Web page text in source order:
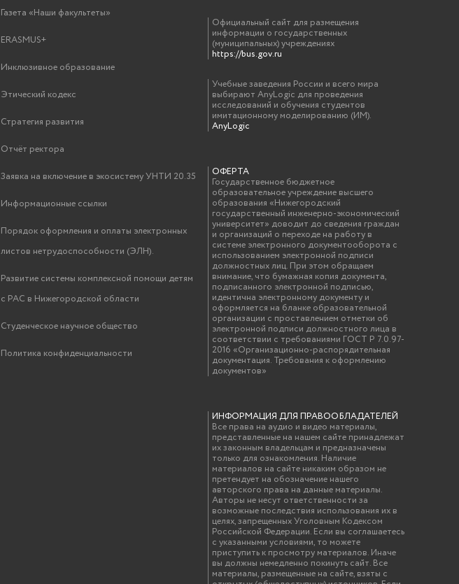
Газета «Наши факультеты»
ERASMUS+
Инклюзивное образование
Этический кодекс
Стратегия развития
Отчёт ректора
Заявка на включение в экосистему УНТИ 20.35
Информационные ссылки
Порядок оформления и оплаты электронных
листов нетрудоспособности (ЭЛН).
Развитие системы комплексной помощи детям
с РАС в Нижегородской области
Студенческое научное общество
Политика конфиденциальности
Официальный сайт для размещения
информации о государственных
(муниципальных) учреждениях
https://bus.gov.ru
Учебные заведения России и всего мира
выбирают AnyLogic для проведения
исследований и обучения студентов
имитационному моделированию (ИМ).
AnyLogic
ОФЕРТА
Государственное бюджетное
образовательное учреждение высшего
образования «Нижегородский
государственный инженерно-экономический
университет» доводит до сведения граждан
и организаций о переходе на работу в
системе электронного документооборота с
использованием электронной подписи
должностных лиц. При этом обращаем
внимание, что бумажная копия документа,
подписанного электронной подписью,
идентична электронному документу и
оформляется на бланке образовательной
организации с проставлением отметки об
электронной подписи должностного лица в
соответствии с требованиями ГОСТ Р 7.0.97-
2016 «Организационно-распорядительная
документация. Требования к оформлению
документов»
ИНФОРМАЦИЯ ДЛЯ ПРАВООБЛАДАТЕЛЕЙ
Все права на аудио и видео материалы,
представленные на нашем сайте принадлежат
их законным владельцам и предназначены
только для ознакомления. Наличие
материалов на сайте никаким образом не
претендует на обозначение нашего
авторского права на данные материалы.
Авторы не несут ответственности за
возможные последствия использования их в
целях, запрещенных Уголовным Кодексом
Российской Федерации. Если вы соглашаетесь
с указанными условиями, то можете
приступить к просмотру материалов. Иначе
вы должны немедленно покинуть сайт. Все
материалы, размещенные на сайте, взяты с